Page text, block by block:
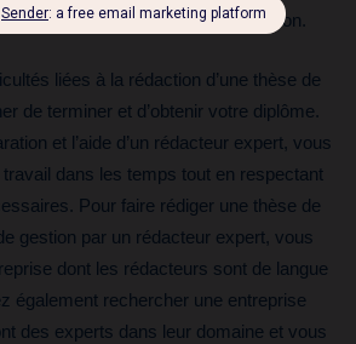
votre thèse en sciences de gestion.
liées à la rédaction d’une thèse de
de terminer et d’obtenir votre diplôme.
et l’aide d’un rédacteur expert, vous
dans les temps tout en respectant
Pour faire rédiger une thèse de
gestion par un rédacteur expert, vous
dont les rédacteurs sont de langue
également rechercher une entreprise
des experts dans leur domaine et vous